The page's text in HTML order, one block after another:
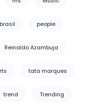
people
Reinaldo Azambuja
tata marques
trend Trending